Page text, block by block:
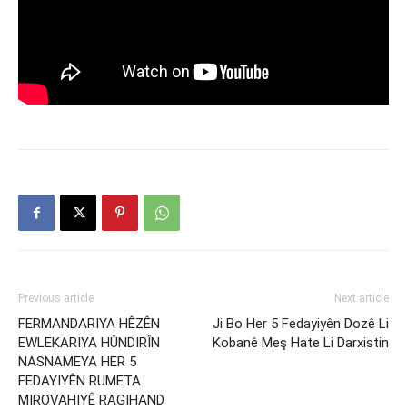
Previous article
FERMANDARIYA HÊZÊN
EWLEKARIYA HÛNDIRÎN
NASNAMEYA HER 5
FEDAYIYÊN RUMETA
MIROVAHIYÊ RAGIHAND
Next article
Ji Bo Her 5 Fedayiyên Dozê Li
Kobanê Meş Hate Li Darxistin